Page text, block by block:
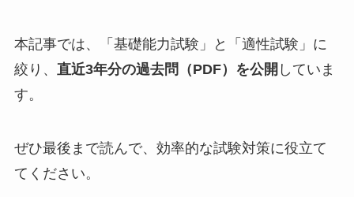
本記事では、「基礎能力試験」と「適性試験」に
絞り、 直近3年分の過去問（PDF）を公開 していま
す。
ぜひ最後まで読んで、効率的な試験対策に役立て
てください。